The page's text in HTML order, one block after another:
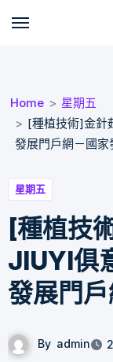
Home
星期五
[種植技術]金針
發展門戶網－國家
星期五
[種植技
JIUYI俱
發展門
By admin